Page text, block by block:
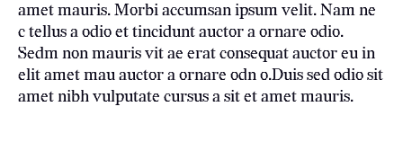
amet mauris. Morbi accumsan ipsum velit. Nam ne
c tellus a odio et tincidunt auctor a ornare odio.
Sedm non mauris vit ae erat consequat auctor eu in
elit amet mau auctor a ornare odn o.Duis sed odio sit
amet nibh vulputate cursus a sit et amet mauris.